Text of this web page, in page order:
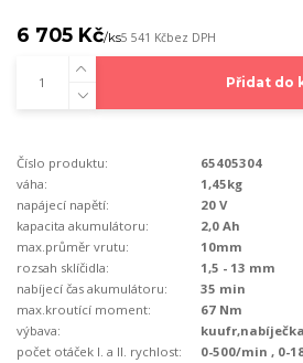
6 705 Kč/ks5 541 Kčbez DPH
Přidat do
Číslo produktu:
65405304
váha:
1,45kg
napájecí napětí:
20 V
kapacita akumulátoru:
2,0 Ah
max.průměr vrutu:
10mm
rozsah sklíčidla:
1,5 - 13 mm
nabíjecí čas akumulátoru:
35 min
max.kroutící moment:
67 Nm
výbava:
počet otáček I. a II. rychlost:
0-500/min , 0-